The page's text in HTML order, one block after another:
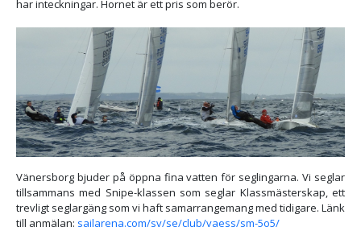
har inteckningar. Hornet är ett pris som berör.
Vänersborg bjuder på öppna fina vatten för seglingarna. Vi seglar
tillsammans med Snipe-klassen som seglar Klassmästerskap, ett
trevligt seglargäng som vi haft samarrangemang med tidigare. Länk
till anmälan: sailarena.com/sv/se/club/vaess/sm-5o5/